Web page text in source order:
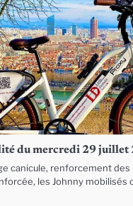
du mercredi 29 juillet
canicule, renforcement des
les Johnny mobilisés